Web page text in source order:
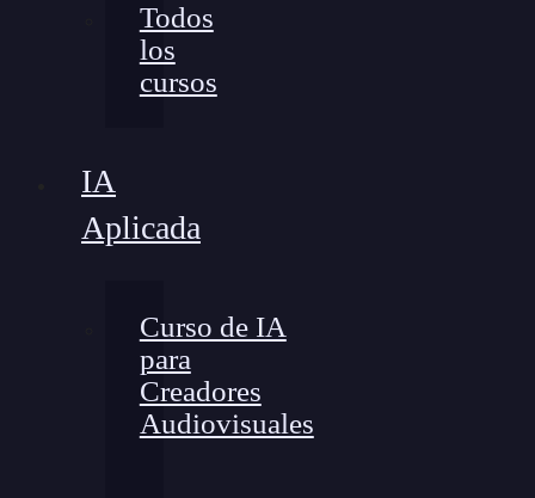
Todos
los
cursos
IA
Aplicada
Curso de IA
para
Creadores
Audiovisuales